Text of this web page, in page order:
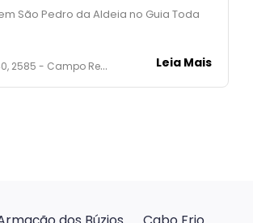
São Pedro da Aldeia no Guia Toda
Redondo - São Pedro da Aldeia - RJ Leia Mais